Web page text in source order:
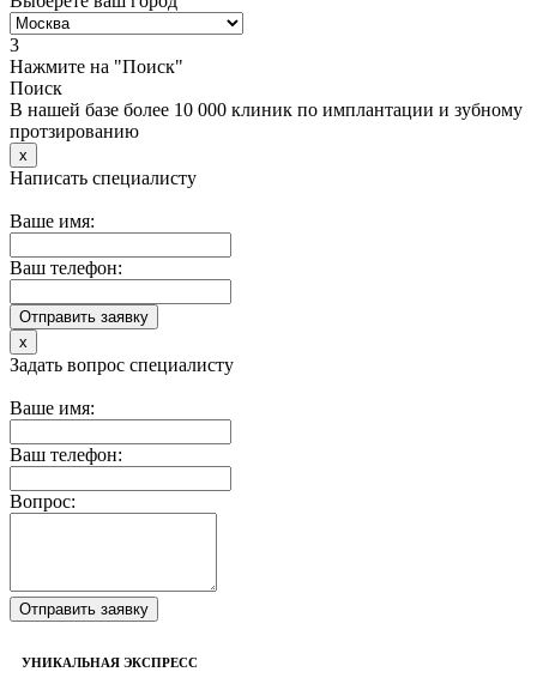
3
Нажмите на "Поиск"
Поиск
В нашей базе более 10 000 клиник по имплантации и зубному
протзированию
x
Написать специалисту
Ваше имя:
Ваш телефон:
x
Задать вопрос специалисту
Ваше имя:
Ваш телефон:
Вопрос:
УНИКАЛЬНАЯ ЭКСПРЕСС